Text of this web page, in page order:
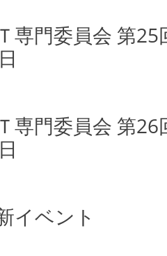
専門委員会 第
専門委員会 第
イベント